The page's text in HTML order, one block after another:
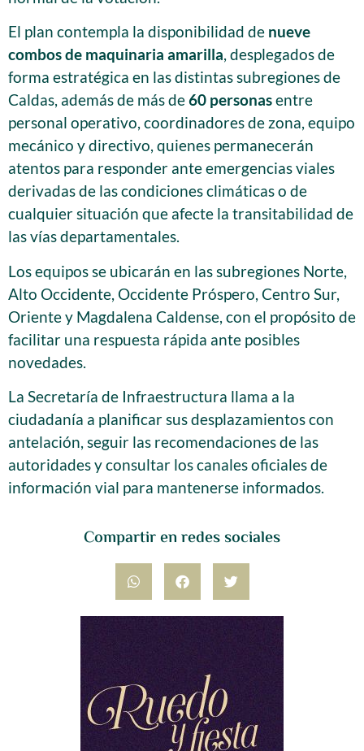
Compartir en redes sociales
El plan contempla la disponibilidad de nueve
combos de maquinaria amarilla, desplegados de
forma estratégica en las distintas subregiones de
Caldas, además de más de60 personasentre
personal operativo, coordinadores de zona, equipo
mecánico y directivo, quienes permanecerán
atentos para responder ante emergencias viales
derivadas de las condiciones climáticas o de
cualquier situación que afecte la transitabilidad de
las vías departamentales.
Los equipos se ubicarán en las subregiones Norte,
Alto Occidente, Occidente Próspero, Centro Sur,
Oriente y Magdalena Caldense, con el propósito de
facilitar una respuesta rápida ante posibles
novedades.
La Secretaría de Infraestructura llama a la
ciudadanía a planificar sus desplazamientos con
antelación, seguir las recomendaciones de las
autoridades y consultar los canales oficiales de
información vial para mantenerse informados.